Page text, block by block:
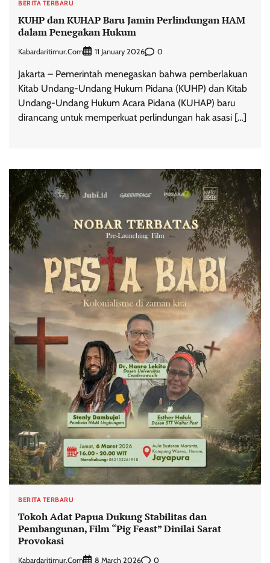
BERITA TERBARU
KUHP dan KUHAP Baru Jamin Perlindungan HAM
dalam Penegakan Hukum
Kabardaritimur.com 11 January 2026 0
Jakarta – Pemerintah menegaskan bahwa pemberlakuan
Kitab Undang-Undang Hukum Pidana (KUHP) dan Kitab
Undang-Undang Hukum Acara Pidana (KUHAP) baru
dirancang untuk memperkuat perlindungan hak asasi […]
BERITA TERBARU
Tokoh Adat Papua Dukung Stabilitas dan
Pembangunan, Film “Pig Feast” Dinilai Sarat
Provokasi
Kabardaritimur.com 8 March 2026 0